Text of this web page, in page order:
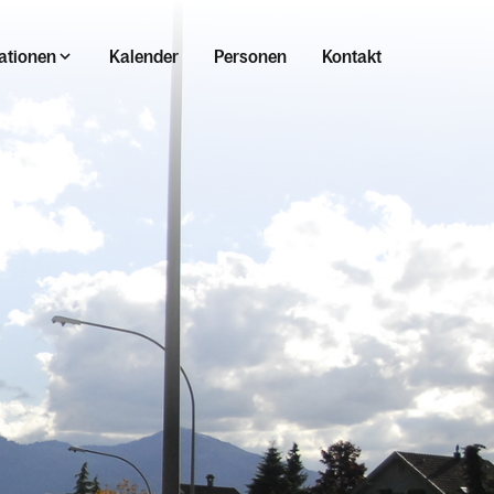
Kalender Personen Kontakt